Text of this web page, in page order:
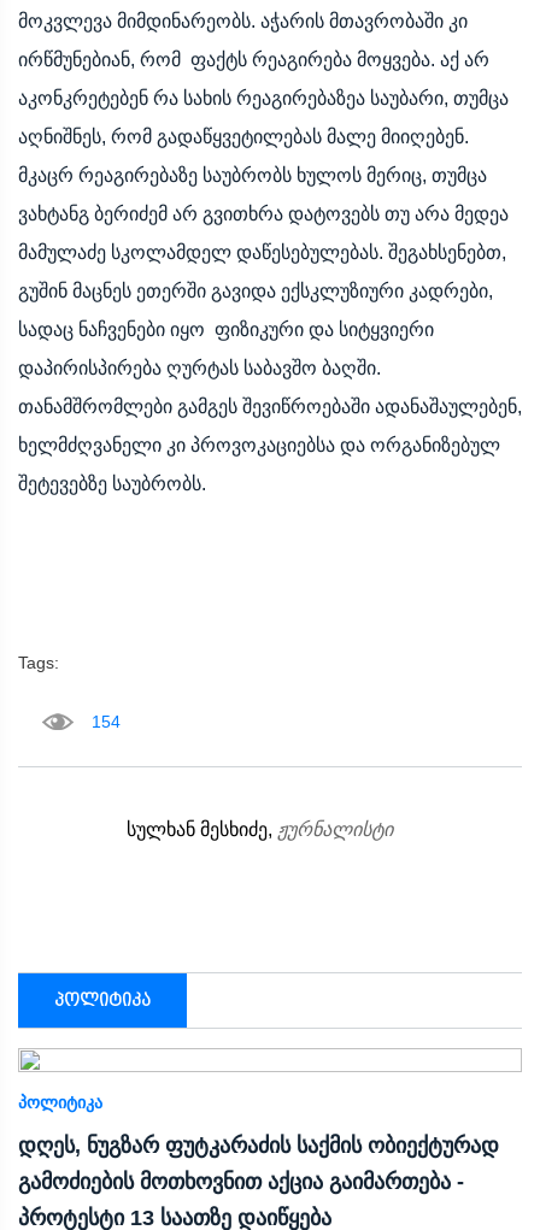
მოკვლევა მიმდინარეობს. აჭარის მთავრობაში კი
ირწმუნებიან, რომ ფაქტს რეაგირება მოყვება. აქ არ
აკონკრეტებენ რა სახის რეაგირებაზეა საუბარი, თუმცა
აღნიშნეს, რომ გადაწყვეტილებას მალე მიიღებენ.
მკაცრ რეაგირებაზე საუბრობს ხულოს მერიც, თუმცა
ვახტანგ ბერიძემ არ გვითხრა დატოვებს თუ არა მედეა
მამულაძე სკოლამდელ დაწესებულებას. შეგახსენებთ,
გუშინ მაცნეს ეთერში გავიდა ექსკლუზიური კადრები,
სადაც ნაჩვენები იყო ფიზიკური და სიტყვიერი
დაპირისპირება ღურტას საბავშო ბაღში.
თანამშრომლები გამგეს შევიწროებაში ადანაშაულებენ,
ხელმძღვანელი კი პროვოკაციებსა და ორგანიზებულ
შეტევებზე საუბრობს.
Tags:
154
სულხან მესხიძე, ჟურნალისტი
პოლიტიკა
ᲞᲝᲚᲘᲢᲘᲙᲐ
დღეს, ნუგზარ ფუტკარაძის საქმის ობიექტურად
გამოძიების მოთხოვნით აქცია გაიმართება -
პროტესტი 13 საათზე დაიწყება